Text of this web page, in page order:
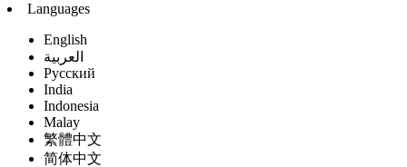
Languages
English
العربية
Русский
India
Indonesia
Malay
繁體中文
简体中文